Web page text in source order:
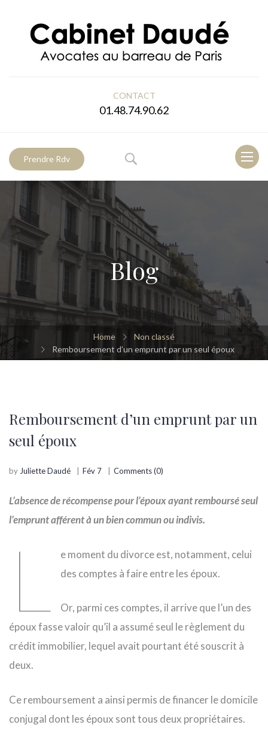
CONTACT
01.48.74.90.62
Toggle
Prendre Rdv
Blog
Home
Non classé
Remboursement d’un emprunt par un seul époux
Remboursement d’un emprunt par un
seul époux
by Juliette Daudé Fév 7 Comments (0)
L’absence de récompense pour l’époux ayant remboursé seul
l’emprunt afférent à un bien commun ou indivis.
L
e moment du divorce est, notamment, celui
des comptes à faire entre les époux.
Or, parmi ces comptes, il arrive que l’un des
époux fasse valoir qu’il a assumé seul le règlement du
crédit immobilier, lequel avait pourtant été souscrit à
deux.
Ce remboursement a ainsi permis de financer le domicile
conjugal dont les époux sont tous deux propriétaires.